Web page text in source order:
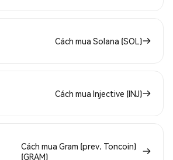
Cách mua Solana (SOL)
Cách mua Injective (INJ)
Cách mua Gram (prev. Toncoin)
(GRAM)